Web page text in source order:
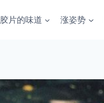
胶片的味道 涨姿势